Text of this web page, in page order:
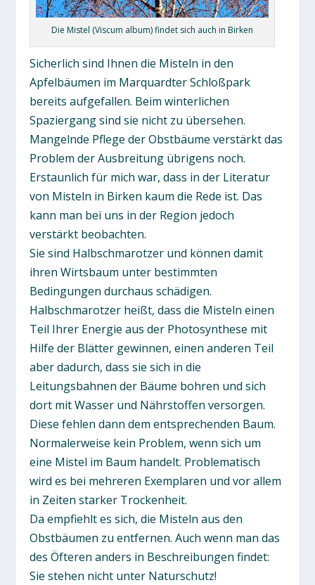
Die Mistel (Viscum album) findet sich auch in Birken
Sicherlich sind Ihnen die Misteln in den
Apfelbäumen im Marquardter Schloßpark
bereits aufgefallen. Beim winterlichen
Spaziergang sind sie nicht zu übersehen.
Mangelnde Pflege der Obstbäume verstärkt das
Problem der Ausbreitung übrigens noch.
Erstaunlich für mich war, dass in der Literatur
von Misteln in Birken kaum die Rede ist. Das
kann man bei uns in der Region jedoch
verstärkt beobachten.
Sie sind Halbschmarotzer und können damit
ihren Wirtsbaum unter bestimmten
Bedingungen durchaus schädigen.
Halbschmarotzer heißt, dass die Misteln einen
Teil Ihrer Energie aus der Photosynthese mit
Hilfe der Blätter gewinnen, einen anderen Teil
aber dadurch, dass sie sich in die
Leitungsbahnen der Bäume bohren und sich
dort mit Wasser und Nährstoffen versorgen.
Diese fehlen dann dem entsprechenden Baum.
Normalerweise kein Problem, wenn sich um
eine Mistel im Baum handelt. Problematisch
wird es bei mehreren Exemplaren und vor allem
in Zeiten starker Trockenheit.
Da empfiehlt es sich, die Misteln aus den
Obstbäumen zu entfernen. Auch wenn man das
des Öfteren anders in Beschreibungen findet:
Sie stehen nicht unter Naturschutz!